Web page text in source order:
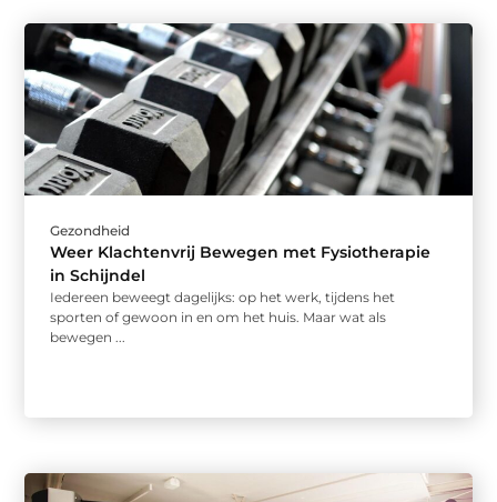
Gezondheid
Weer Klachtenvrij Bewegen met Fysiotherapie
in Schijndel
Iedereen beweegt dagelijks: op het werk, tijdens het
sporten of gewoon in en om het huis. Maar wat als
bewegen ...